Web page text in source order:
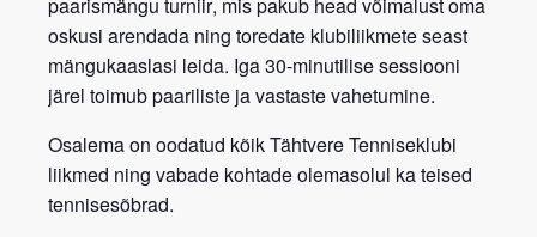
oskusi arendada ning toredate klubiliikmete seast
mängukaaslasi leida. Iga 30-minutilise sessiooni
järel toimub paariliste ja vastaste vahetumine.
Osalema on oodatud kõikTähtvere Tenniseklubi
liikmed ning vabade kohtade olemasolul ka teised
tennisesõbrad.